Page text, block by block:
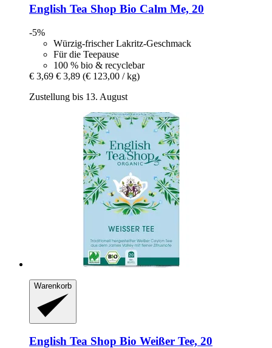
English Tea Shop Bio Calm Me, 20
-5%
Würzig-frischer Lakritz-Geschmack
Für die Teepause
100 % bio & recyclebar
€ 3,69 € 3,89 (€ 123,00 / kg)
Zustellung bis 13. August
Warenkorb
English Tea Shop Bio Weißer Tee, 20